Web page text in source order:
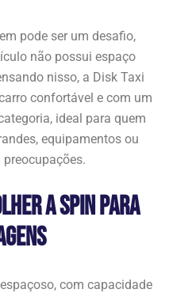
pode ser um desafio,
não possui espaço
nisso, a Disk Taxi
confortável e com um
ideal para quem
equipamentos ou
a Spin para
com capacidade